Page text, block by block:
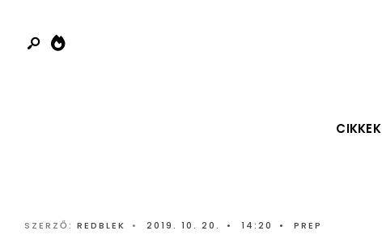
CIKKEK
SZERZŐ: REDBLEK • 2019. 10. 20. • 14:20 • PREP